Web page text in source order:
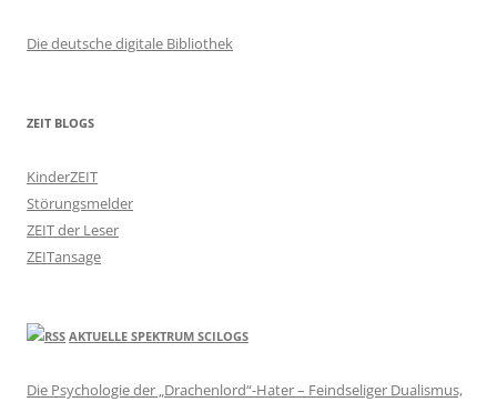
Die deutsche digitale Bibliothek
ZEIT BLOGS
KinderZEIT
Störungsmelder
ZEIT der Leser
ZEITansage
AKTUELLE SPEKTRUM SCILOGS
Die Psychologie der „Drachenlord“-Hater – Feindseliger Dualismus,